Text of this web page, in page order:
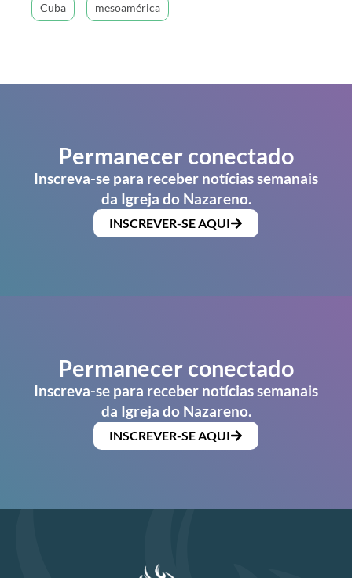
Cuba mesoamérica
Permanecer conectado
Inscreva-se para receber notícias semanais
da Igreja do Nazareno.
INSCREVER-SE AQUI
Permanecer conectado
Inscreva-se para receber notícias semanais
da Igreja do Nazareno.
INSCREVER-SE AQUI